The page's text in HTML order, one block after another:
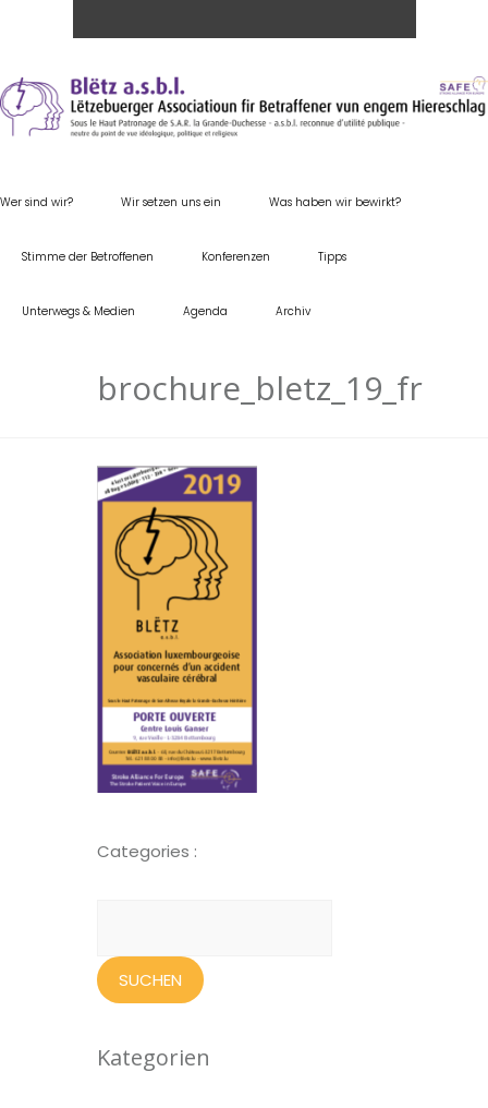
Wer sind wir? Wir setzen uns ein Was haben wir bewirkt?
Stimme der Betroffenen Konferenzen Tipps
Unterwegs & Medien Agenda Archiv
brochure_bletz_19_fr
Categories :
Kategorien